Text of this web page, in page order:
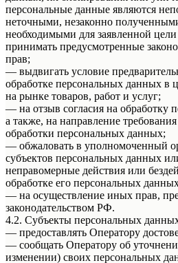
персональные данные являются
неточными, незаконно
необходимыми для заявленной
принимать предусмотренные
прав;
— выдвигать условие
обработке персональных данных в
на рынке товаров, работ и услуг;
— на отзыв согласия на обработку
а также, на направление
обработки персональных данных;
— обжаловать в уполномоченный
субъектов персональных данных
неправомерные действия или
обработке его персональных
— на осуществление иных прав,
законодательством РФ.
4.2. Субъекты персональных
— предоставлять Оператору
— сообщать Оператору об
изменении) своих персональных